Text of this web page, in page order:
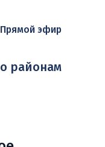
Прямой эфир
районам